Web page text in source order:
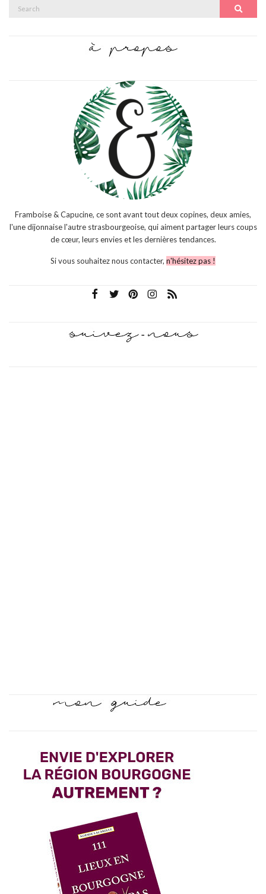
Framboise & Capucine, ce sont avant tout deux copines, deux amies,
l'une dijonnaise l'autre strasbourgeoise, qui aiment partager leurs coups
de cœur, leurs envies et les dernières tendances.
Si vous souhaitez nous contacter, n'hésitez pas !